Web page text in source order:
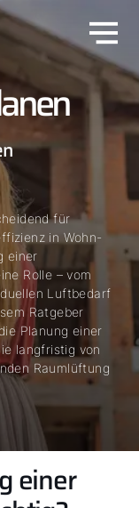
für
in Wohn-
einer
Rolle – vom
Luftbedarf
Ratgeber
Planung einer
langfristig von
Raumlüftung
einer